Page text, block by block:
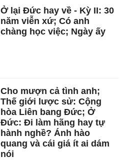
Ở lại Đức hay về - Kỳ II: 30
năm viễn xứ; Có anh
chàng học việc; Ngày ấy
Cho mượn cả tình anh;
Thế giới lược sử: Cộng
hòa Liên bang Đức; Ở
Đức: Đi làm hãng hay tự
hành nghề? Ánh hào
quang và cái giá ít ai dám
nói